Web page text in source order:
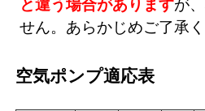
せん。あらかじめご了承く
空気ポンプ適応表